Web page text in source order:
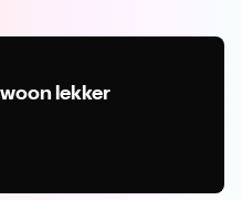
lekker